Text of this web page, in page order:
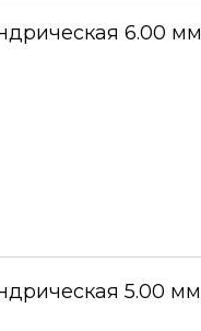
6.00 мм
5.00 мм